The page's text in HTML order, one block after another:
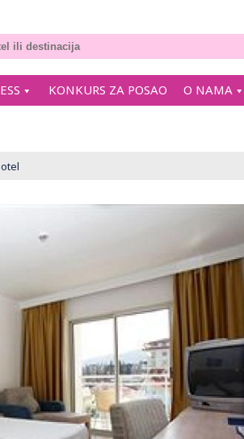
KONKURS ZA POSAO O NAMA